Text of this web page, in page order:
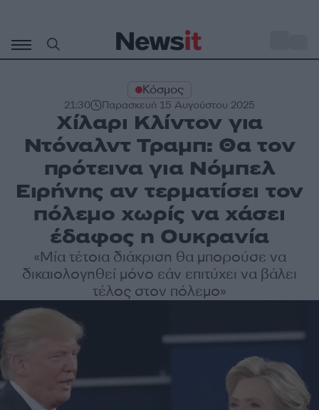
περιεχόμενο
Κόσμος
21:30 Παρασκευή 15 Αυγούστου 2025
Χίλαρι Κλίντον για
Ντόναλντ Τραμπ: Θα τον
πρότεινα για Νόμπελ
Ειρήνης αν τερματίσει τον
πόλεμο χωρίς να χάσει
έδαφος η Ουκρανία
«Μία τέτοια διάκριση θα μπορούσε να
δικαιολογηθεί μόνο εάν επιτύχει να βάλει
τέλος στον πόλεμο»